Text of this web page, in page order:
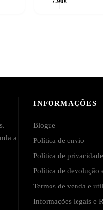
a
INFORMAÇÕES
Blogue
Política de envio
Política de privacidade
Política de devolução
Termos de venda e
Informações legais e